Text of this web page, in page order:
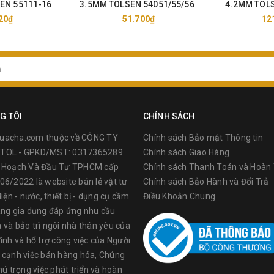
55111-16
3.5MM TOLSEN 54051/55/56
51.700₫
4.2MM
TÔI
thuộc về CÔNG TY
- GPKD/MST: 0317365289
Hoạch Và Đầu Tư TPHCM cấp
2022 là website bán lẻ vật tư
- nước, thiết bị - dụng cụ cầm
gia dụng đáp ứng nhu cầu
và bảo trì ngôi nhà thân yêu của
và hổ trợ công việc của Người
việc bán hàng hóa, Chúng
trọng việc phát triển và hoàn
CHÍNH SÁCH
Chính sách Bảo mật Thông tin
Chính sách Giao Hàng
Chính sách Thanh Toán và Hoàn
Chính sách Bảo Hành và Đổi Trả
Điều Khoản Chung